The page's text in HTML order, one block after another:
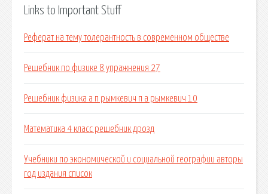
Links to Important Stuff
Реферат на тему толерантность в современном обществе
Решебник по физике 8 упражнения 27
Решебник физика а п рымкевич п а рымкевич 10
Математика 4 класс решебник дрозд
Учебники по экономической и социальной географии авторы
год издания список